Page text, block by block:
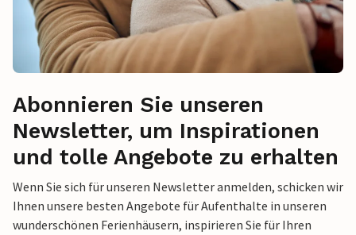
Abonnieren Sie unseren
Newsletter, um Inspirationen
und tolle Angebote zu erhalten
Wenn Sie sich für unseren Newsletter anmelden, schicken wir
Ihnen unsere besten Angebote für Aufenthalte in unseren
wunderschönen Ferienhäusern, inspirieren Sie für Ihren